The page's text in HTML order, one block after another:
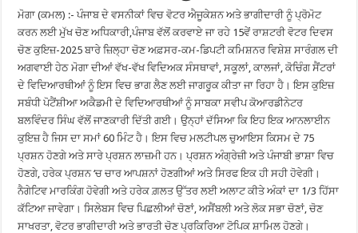
ਮੋਗਾ (ਕਮਲ) :- ਪੰਜਾਬ ਦੇ ਵਸਨੀਕਾਂ ਵਿਚ ਵੋਟਰ ਐਜੂਕੇਸ਼ਨ ਅਤੇ ਭਾਗੀਦਾਰੀ ਨੂੰ ਪ੍ਰੋਮੋਟ
ਕਰਨ ਲਈ ਮੁੱਖ ਚੋਣ ਅਧਿਕਾਰੀ,ਪੰਜਾਬ ਵੱਲੋਂ ਕਰਵਾਏ ਜਾ ਰਹੇ 15ਵੇਂ ਰਾਸ਼ਟਰੀ ਵੋਟਰ ਦਿਵਸ
ਚੋਣ ਕੁਇਜ਼-2025 ਬਾਰੇ ਜ਼ਿਲ੍ਹਾ ਚੋਣ ਅਫ਼ਸਰ-ਕਮ-ਡਿਪਟੀ ਕਮਿਸ਼ਨਰ ਵਿਸ਼ੇਸ਼ ਸਾਰੰਗਲ ਦੀ
ਅਗਵਾਈ ਹੇਠ ਮੋਗਾ ਦੀਆਂ ਵੱਖ-ਵੱਖ ਵਿਦਿਅਕ ਸੰਸਥਾਵਾਂ, ਸਕੂਲਾਂ, ਕਾਲਜਾਂ, ਕੋਚਿੰਗ ਸੈਂਟਰਾਂ
ਦੇ ਵਿਦਿਆਰਥੀਆਂ ਨੂੰ ਇਸ ਵਿਚ ਭਾਗ ਲੈਣ ਲਈ ਜਾਗਰੂਕ ਕੀਤਾ ਜਾ ਰਿਹਾ ਹੈ। ਇਸ ਕੁਇਜ਼
ਸਬੰਧੀ ਪੋਟੈਂਸ਼ੀਆ ਅਕੈਡਮੀ ਦੇ ਵਿਦਿਆਰਥੀਆਂ ਨੂੰ ਸਾਬਕਾ ਸਵੀਪ ਕੋਆਰਡੀਨੇਟਰ
ਬਲਵਿੰਦਰ ਸਿੰਘ ਵੱਲੋਂ ਜਾਣਕਾਰੀ ਦਿੱਤੀ ਗਈ। ਉਨ੍ਹਾਂ ਦੱਸਿਆ ਕਿ ਇਹ ਇਕ ਆਨਲਾਈਨ
ਕੁਇਜ਼ ਹੈ ਜਿਸ ਦਾ ਸਮਾਂ 60 ਮਿੰਟ ਹੈ। ਇਸ ਵਿਚ ਮਲਟੀਪਲ ਚੁਆਇਸ ਕਿਸਮ ਦੇ 75
ਪ੍ਰਸ਼ਨ ਹੋਣਗੇ ਅਤੇ ਸਾਰੇ ਪ੍ਰਸ਼ਨ ਲਾਜ਼ਮੀ ਹਨ। ਪ੍ਰਸ਼ਨ ਅੰਗ੍ਰੇਜ਼ੀ ਅਤੇ ਪੰਜਾਬੀ ਭਾਸ਼ਾ ਵਿਚ
ਹੋਣਗੇ, ਹਰੇਕ ਪ੍ਰਸ਼ਨ ‘ਚ ਚਾਰ ਆਪਸ਼ਨਾਂ ਹੋਣਗੀਆਂ ਅਤੇ ਸਿਰਫ ਇਕ ਹੀ ਸਹੀ ਹੋਵੇਗੀ।
ਨੈਗੇਟਿਵ ਮਾਰਕਿੰਗ ਹੋਵੇਗੀ ਅਤੇ ਹਰੇਕ ਗ਼ਲਤ ਉੱਤਰ ਲਈ ਅਲਾਟ ਕੀਤੇ ਅੰਕਾਂ ਦਾ 1/3 ਹਿੱਸਾ
ਕੱਟਿਆ ਜਾਵੇਗਾ। ਸਿਲੇਬਸ ਵਿਚ ਪਿਛਲੀਆਂ ਚੋਣਾਂ, ਅਸੈਂਬਲੀ ਅਤੇ ਲੋਕ ਸਭਾ ਚੋਣਾਂ, ਚੋਣ
ਸਾਖਰਤਾ, ਵੋਟਰ ਭਾਗੀਦਾਰੀ ਅਤੇ ਭਾਰਤੀ ਚੋਣ ਪ੍ਰਕਿਰਿਆ ਟੋਪਿਕ ਸ਼ਾਮਿਲ ਹੋਣਗੇ।